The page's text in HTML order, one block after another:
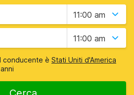
11:00 am
11:00 am
conducente è Stati Uniti d'America
anni